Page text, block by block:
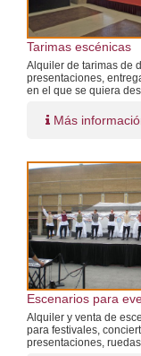
Tarimas escénicas
Alquiler de tarimas de
presentaciones,
en el que se quiera
Más
Escenarios para
Alquiler y venta de
para festivales,
presentaciones,